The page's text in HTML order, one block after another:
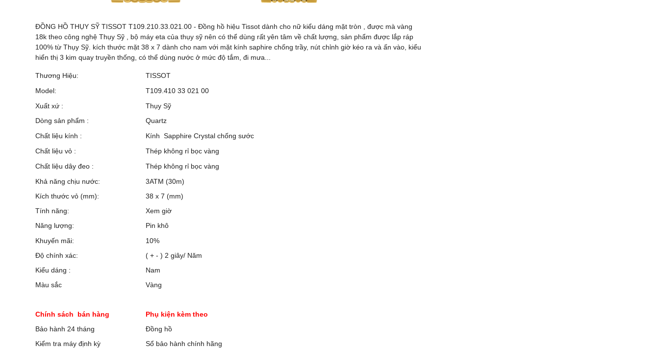
ĐỒNG HỒ THỤY SỸ TISSOT T109.210.33.021.00 - Đồng hồ hiệu Tissot dành cho nữ kiểu dáng mặt tròn , được mà vàng
18k theo công nghệ Thụy Sỹ , bộ máy eta của thụy sỹ nên có thể dùng rất yên tâm về chất lượng, sản phẩm được lắp ráp
100% từ Thụy Sỹ. kích thước mặt 38 x 7 dành cho nam với mặt kính saphire chống trầy, nút chỉnh giờ kéo ra và ấn vào, kiểu
hiển thị 3 kim quay truyền thống, có thể dùng nước ở mức độ tắm, đi mưa...
Thương Hiệu:
TISSOT
Model:
T109.410 33 021 00
Xuất xứ :
Thụy Sỹ
Dòng sản phẩm :
Quartz
Chất liệu kính :
Kính Sapphire Crystal chống sước
Chất liệu vỏ :
Thép không rỉ bọc vàng
Chất liệu dây đeo :
Thép không rỉ bọc vàng
Khả năng chịu nước:
3ATM (30m)
Kích thước vỏ (mm):
38 x 7 (mm)
Tính năng:
Xem giờ
Năng lượng:
Pin khô
Khuyến mãi:
10%
Độ chính xác:
( + - ) 2 giây/ Năm
Kiểu dáng :
Nam
Màu sắc
Vàng
Chính sách bán hàng
Phụ kiện kèm theo
Bảo hành 24 tháng
Đồng hồ
Kiểm tra máy định kỳ
Sổ bảo hành chính hãng